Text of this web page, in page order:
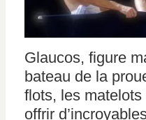
Glaucos, figure
bateau de la
flots, les
offrir